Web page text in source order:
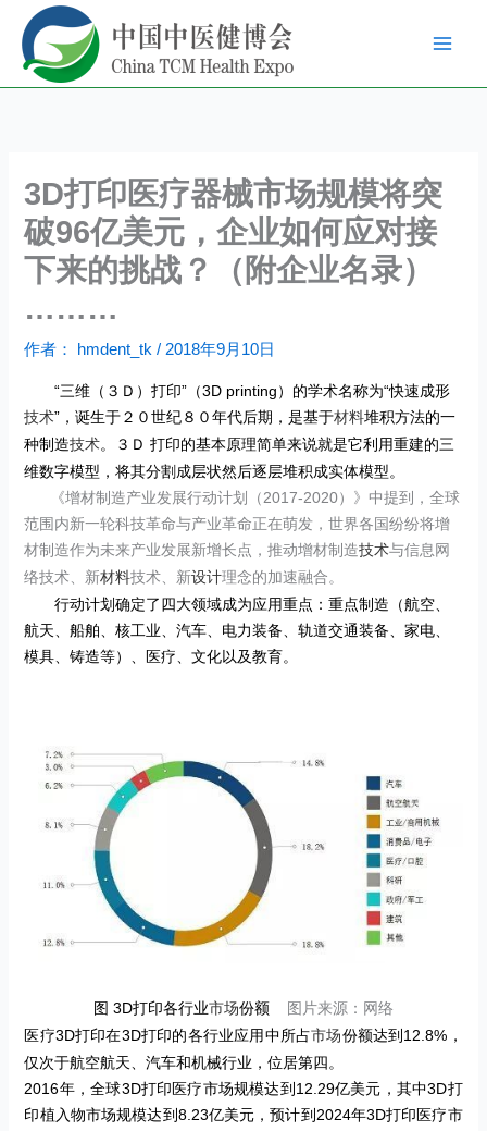
容
3D打印医疗器械市场规模将突
破96亿美元，企业如何应对接
下来的挑战？（附企业名录）
………
作者： hmdent_tk/2018年9月10日
“三维（３Ｄ）打印” （3D printing）的学术名称为“快速成形
技术” ，诞生于２０世纪８０年代后期，是基于材料堆积方法的一
种制造技术。３Ｄ 打印的基本原理简单来说就是它利用重建的三
维数字模型，将其分割成层状然后逐层堆积成实体模型。
《增材制造产业发展行动计划（2017-2020）》中提到，全球
范围内新一轮科技革命与产业革命正在萌发，世界各国纷纷将增
材制造作为未来产业发展新增长点，推动增材制造技术与信息网
络技术、新材料技术、新设计理念的加速融合。
行动计划确定了四大领域成为应用重点：重点制造（航空、
航天、船舶、核工业、汽车、电力装备、轨道交通装备、家电、
模具、铸造等）、医疗、文化以及教育。
图 3D打印各行业市场份额
图片来源：网络
医疗3D打印在3D打印的各行业应用中所占市场份额达到 12.8% ，
仅次于航空航天、汽车和机械行业，位居第四。
2016年，全球3D打印医疗市场规模达到 12.29亿美元，其中3D打
印植入物市场规模达到8.23亿美元，预计到2024年3D打印医疗市